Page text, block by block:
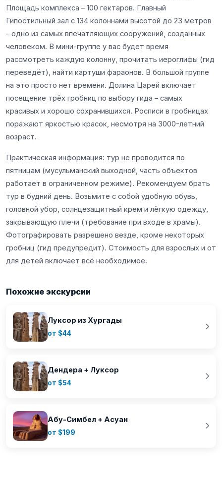
Площадь комплекса – 100 гектаров. Главный
Гипостильный зал с 134 колоннами высотой до 23 метров
– одно из самых впечатляющих сооружений, созданных
человеком. В мини-группе у вас будет время
рассмотреть каждую колонну, прочитать иероглифы (гид
переведёт), найти картуши фараонов. В большой группе
на это просто нет времени. Долина Царей включает
посещение трёх гробниц по выбору гида – самых
красивых и хорошо сохранившихся. Росписи в гробницах
поражают яркостью красок, несмотря на 3000-летний
возраст.
Практическая информация: тур не проводится по
пятницам (мусульманский выходной, часть объектов
работает в ограниченном режиме). Рекомендуем брать
тур в будний день. Возьмите с собой удобную обувь,
головной убор, солнцезащитный крем и лёгкую одежду,
закрывающую плечи (требование при входе в храмы).
Фотографировать разрешено везде, кроме некоторых
гробниц (гид предупредит). Стоимость для взрослых и от
для детей включает всё необходимое.
Похожие экскурсии
Луксор из Хургады
от $44
Дендера + Луксор
от $54
Абу-Симбел + Асуан
от $199